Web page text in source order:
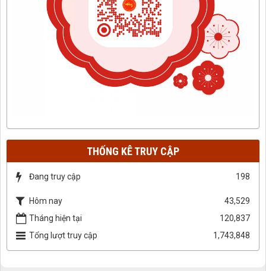
THỐNG KÊ TRUY CẬP
Đang truy cập 198
Hôm nay
43,529
Tháng hiện tại
120,837
Tổng lượt truy cập
1,743,848